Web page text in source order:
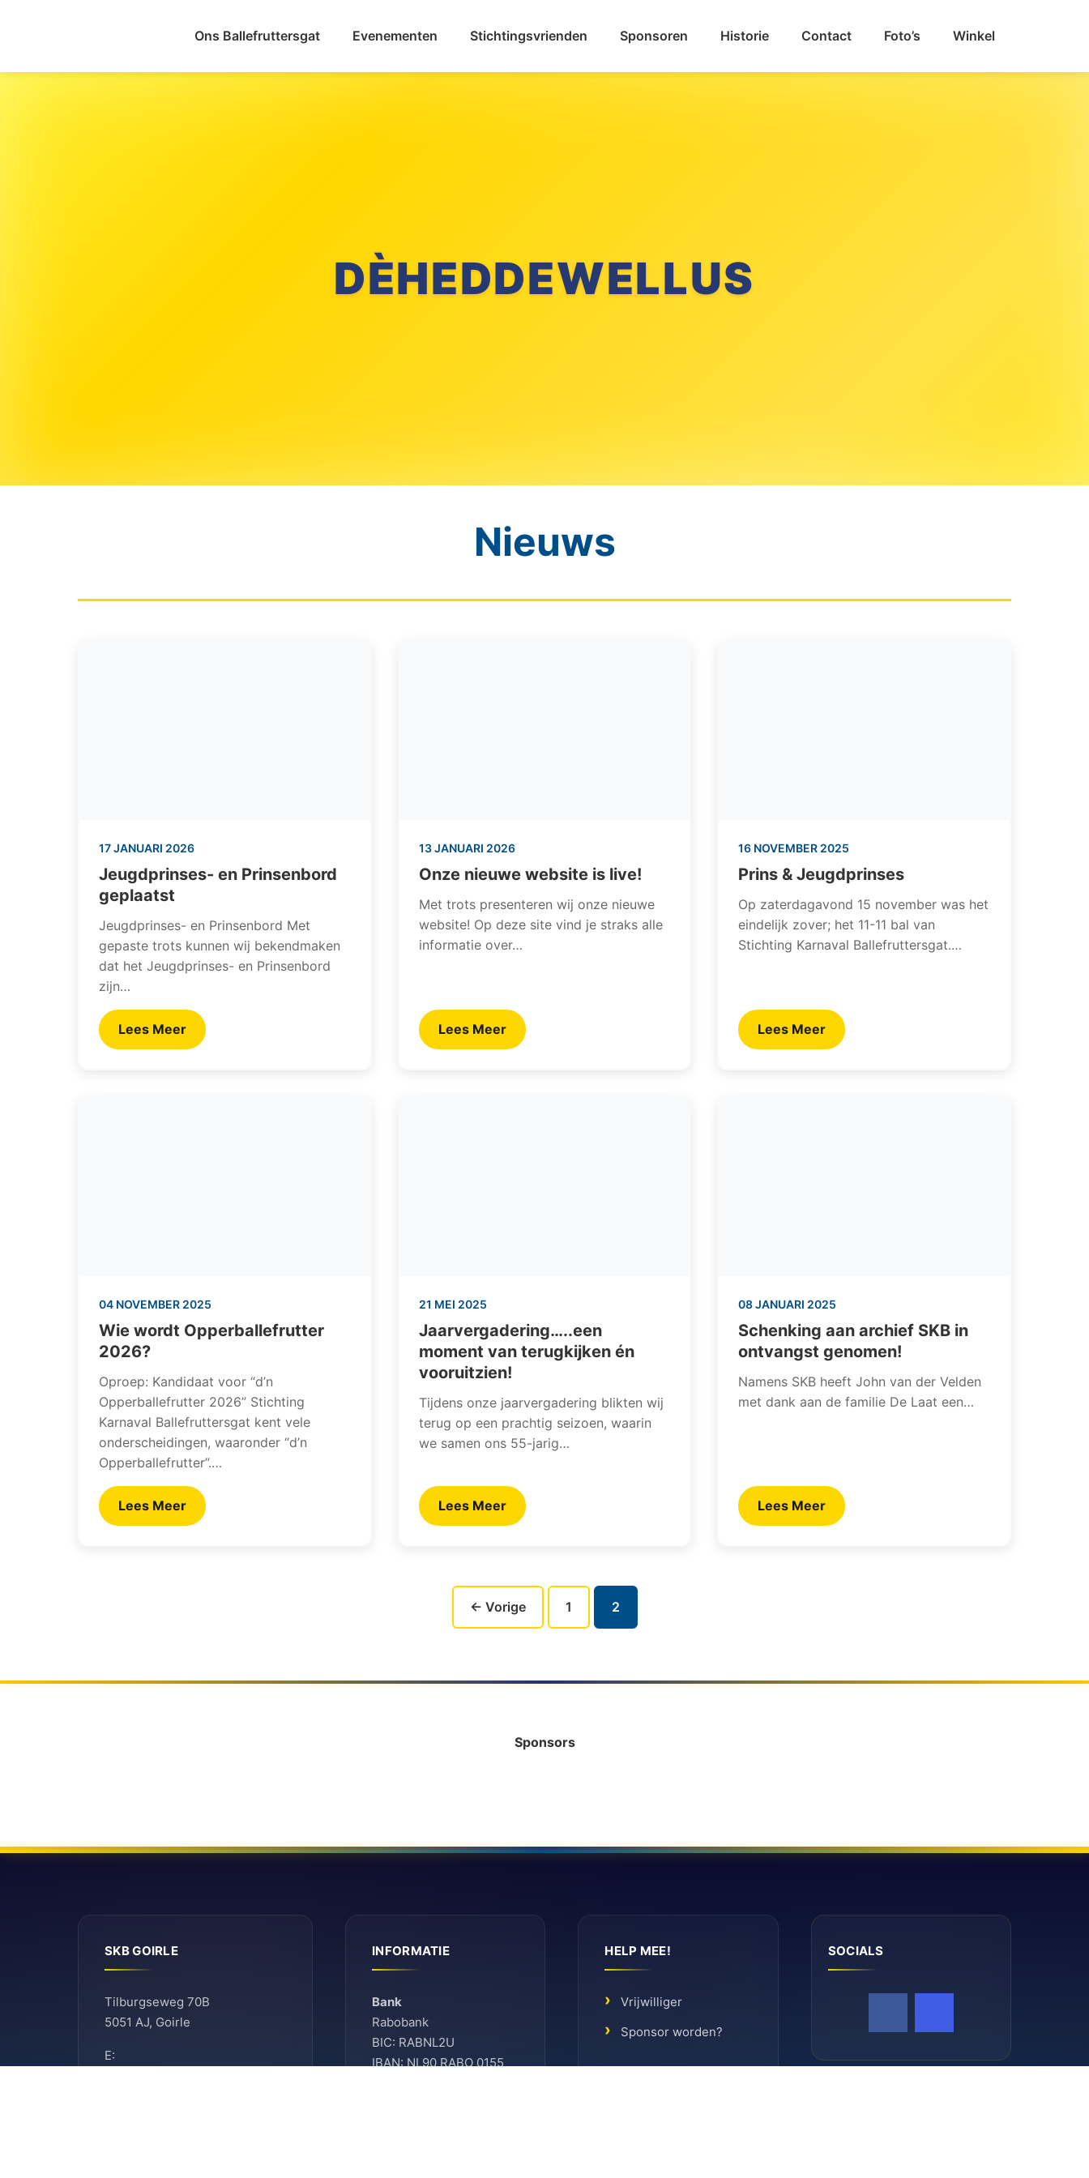
Ons Ballefruttersgat Evenementen Stichtingsvrienden Sponsoren Historie Contact Foto’s Winkel
DÈHEDDEWELLUS
Nieuws
17 JANUARI 2026
Jeugdprinses- en Prinsenbord
geplaatst
Jeugdprinses- en Prinsenbord Met
gepaste trots kunnen wij bekendmaken
dat het Jeugdprinses- en Prinsenbord
zijn…
Lees Meer
13 JANUARI 2026
Onze nieuwe website is live!
Met trots presenteren wij onze nieuwe
website! Op deze site vind je straks alle
informatie over…
Lees Meer
16 NOVEMBER 2025
Prins & Jeugdprinses
Op zaterdagavond 15 november was het
eindelijk zover; het 11-11 bal van
Stichting Karnaval Ballefruttersgat.…
Lees Meer
04 NOVEMBER 2025
Wie wordt Opperballefrutter
2026?
Oproep: Kandidaat voor “d’n
Opperballefrutter 2026” Stichting
Karnaval Ballefruttersgat kent vele
onderscheidingen, waaronder “d’n
Opperballefrutter”.…
Lees Meer
21 MEI 2025
Jaarvergadering…..een
moment van terugkijken én
vooruitzien!
Tijdens onze jaarvergadering blikten wij
terug op een prachtig seizoen, waarin
we samen ons 55-jarig…
Lees Meer
08 JANUARI 2025
Schenking aan archief SKB in
ontvangst genomen!
Namens SKB heeft John van der Velden
met dank aan de familie De Laat een…
Lees Meer
← Vorige 1 2
Sponsors
SKB GOIRLE
Tilburgseweg 70B
5051 AJ, Goirle
E:
INFORMATIE
Bank
Rabobank
BIC: RABNL2U
IBAN: NL90 RABO 0155
HELP MEE!
Vrijwilliger
Sponsor worden?
SOCIALS